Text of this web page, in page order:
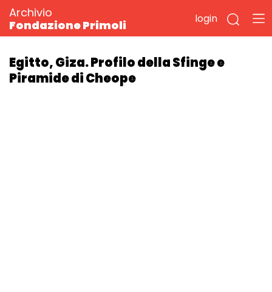
Archivio
Fondazione Primoli
login
Egitto, Giza. Profilo della Sfinge e
Piramide di Cheope